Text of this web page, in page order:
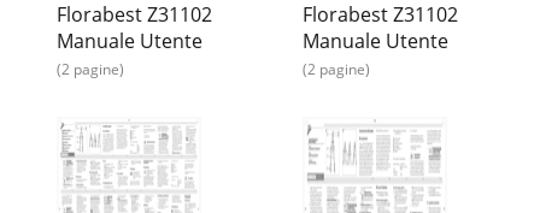
Florabest Z31102
Manuale Utente
(2 pagine)
Florabest Z31102
Manuale Utente
(2 pagine)